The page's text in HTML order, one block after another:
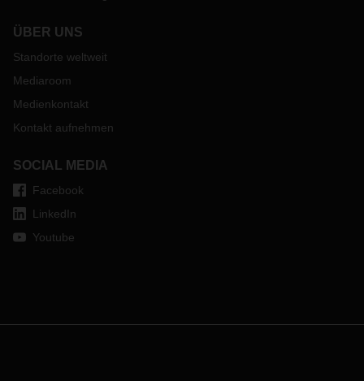
ÜBER UNS
Standorte weltweit
Mediaroom
Medienkontakt
Kontakt aufnehmen
SOCIAL MEDIA
Facebook
LinkedIn
Youtube